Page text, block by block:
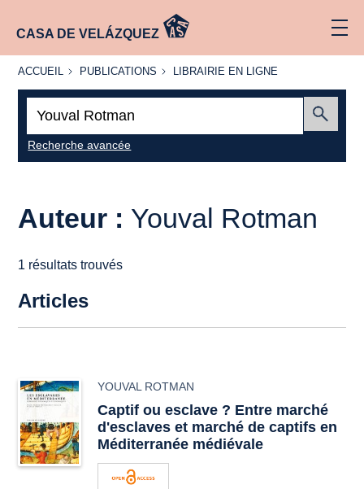
CASA DE VELÁZQUEZ
ACCUEIL
ACCUEIL PUBLICATIONS
PUBLICATIONS
LIBRAIRIE
LIBRAIRIE EN LIGNE
Recherche avancée
Auteur : Youval Rotman
1 résultats trouvés
Articles
YOUVAL ROTMAN
Captif ou esclave ? Entre marché
d'esclaves et marché de captifs en
Méditerranée médiévale